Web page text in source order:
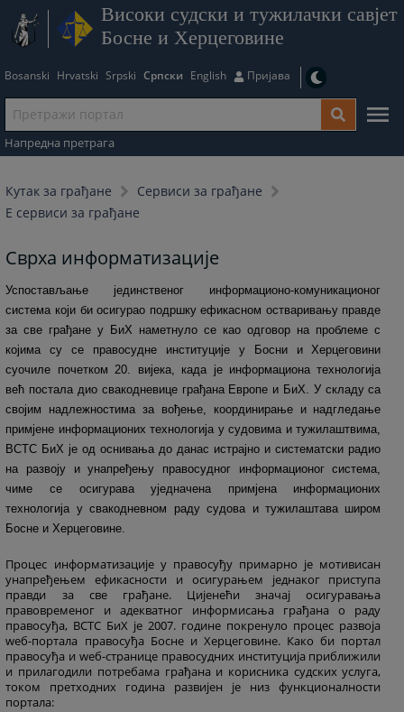
Високи судски и тужилачки савјет
Босне и Херцеговине
Bosanski Hrvatski Srpski Српски English Пријава
Напредна претрага
Кутак за грађане
Сервиси за грађане
Е сервиси за грађане
Сврха информатизације
Успостављање јединственог информационо-комуникационог
система који би осигурао подршку ефикасном остваривању правде
за све грађане у БиХ наметнуло се као одговор на проблеме с
којима су се правосудне институције у Босни и Херцеговини
суочиле почетком 20. вијека, када је информациона технологија
већ постала дио свакодневице грађана Европе и БиХ. У складу са
својим надлежностима за вођење, координирање и надгледање
примјене информационих технологија у судовима и тужилаштвима,
ВСТС БиХ је од оснивања до данас истрајно и систематски радио
на развоју и унапређењу правосудног информационог система,
чиме се осигурава уједначена примјена информационих
технологија у свакодневном раду судова и тужилаштава широм
Босне и Херцеговине.
Процес информатизације у правосуђу примарно је мотивисан
унапређењем ефикасности и осигурањем једнаког приступа
правди за све грађане. Цијенећи значај осигуравања
правовременог и адекватног информисања грађана о раду
правосуђа, ВСТС БиХ је 2007. године покренуло процес развоја
wеб-портала правосуђа Босне и Херцеговине. Како би портал
правосуђа и wеб-странице правосудних институција приближили
и прилагодили потребама грађана и корисника судских услуга,
током претходних година развијен је низ функционалности
портала: